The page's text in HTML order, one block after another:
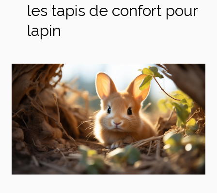
les tapis de confort pour
lapin